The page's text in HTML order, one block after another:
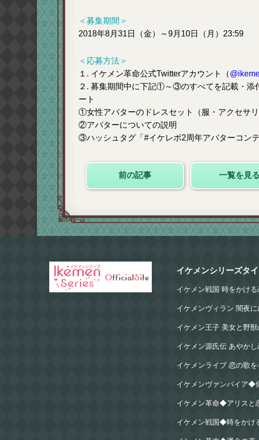
＜募集期間＞
2018年8月31日（金）～9月10日（月）23:59
＜応募方法＞
１. イケメン革命公式Twitterアカウント（
２. 募集期間中に下記①～③のすべてを記載・添
ート
①女性アバターのドレスセット（服・アクセサ
②アバターについての説明
③ハッシュタグ「#イケレボ2周年アバターコンテ
前の記事 一覧を見る
イケメンシリーズタ
イケメン戦国 時をかけ
イケメンヴィラン 闇夜
イケメン王子 美女と野
イケメン源氏伝 あやかし
イケメンライブ 恋の歌を
イケメンヴァンパイア◆
イケメン革命◆アリスと
イケメン戦国◆時をかけ